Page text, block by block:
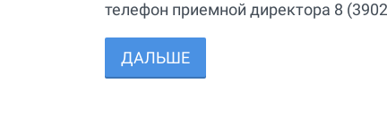
телефон приемной директора 8
ДАЛЬШЕ